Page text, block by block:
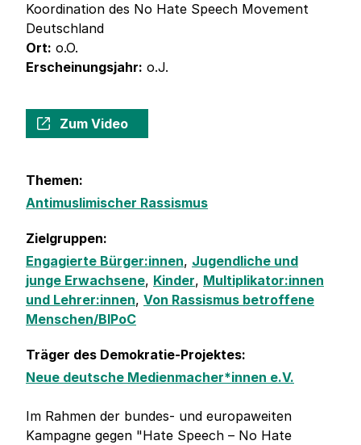
Koordination des No Hate Speech Movement
Deutschland
Ort: o.O.
Erscheinungsjahr: o.J.
Zum Video
Themen:
Antimuslimischer Rassismus
Zielgruppen:
Engagierte Bürger:innen, Jugendliche und
junge Erwachsene, Kinder, Multiplikator:innen
und Lehrer:innen, Von Rassismus betroffene
Menschen/BIPoC
Träger des Demokratie-Projektes:
Neue deutsche Medienmacher*innen e.V.
Im Rahmen der bundes- und europaweiten
Kampagne gegen "Hate Speech – No Hate